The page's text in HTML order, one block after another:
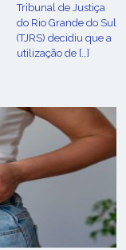
Tribunal de Justiça
do Rio Grande do Sul
(TJRS) decidiu que a
utilização de […]